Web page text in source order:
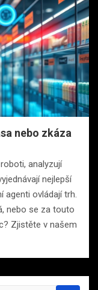
nebo zkáza
analyzují
nejlepší
agenti ovládají trh.
nebo se za touto
Zjistěte v našem